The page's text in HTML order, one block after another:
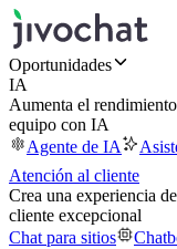
Oportunidades
IA
Aumenta el
equipo con IA
Agente de IA
Atención al cliente
Crea una experiencia
cliente excepcional
Chat para sitios